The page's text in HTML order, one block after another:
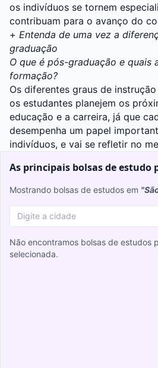
os indivíduos se tornem
contribuam para o avanço do
+ Entenda de uma vez a
graduação
O que é pós-graduação e quais
formação?
Os diferentes graus de
os estudantes planejem os
educação e a carreira, já que
desempenha um papel
indivíduos, e vai se refletir no
As principais bolsas de estudo
Mostrando bolsas de estudos em
Não encontramos bolsas de estudos
selecionada.